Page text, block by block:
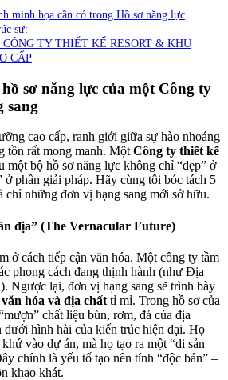
minh họa cần có trong Hồ sơ năng lực
sư:
TY THIẾT KẾ RESORT & KHU
CẤP
sơ năng lực của một Công ty
sang
cao cấp, ranh giới giữa sự hào nhoáng
tồn rất mong manh. Một Công ty thiết kế
một bộ hồ sơ năng lực không chỉ “đẹp” ở
ở phần giải pháp. Hãy cùng tôi bóc tách 5
chỉ những đơn vị hạng sang mới sở hữu.
địa” (The Vernacular Future)
ở cách tiếp cận văn hóa. Một công ty tầm
phong cách đang thịnh hành (như Địa
Ngược lại, đơn vị hạng sang sẽ trình bày
hóa và địa chất tỉ mỉ. Trong hồ sơ của
chất liệu bùn, rơm, đá của địa
dưới hình hài của kiến trúc hiện đại. Họ
vào dự án, mà họ tạo ra một “di sản
chính là yếu tố tạo nên tính “độc bản” –
khao khát.